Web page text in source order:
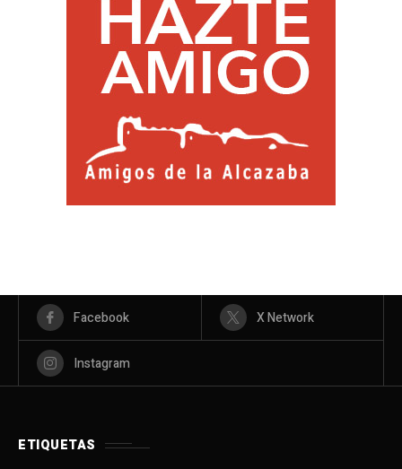
Facebook X Network
Instagram
ETIQUETAS